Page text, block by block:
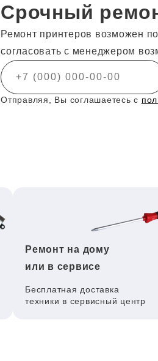
Срочный
Ремонт принтеров возможен
согласовать с менеджером
Отправляя, Вы соглашаетесь с
Ремонт на дому
или в сервисе
Бесплатная доставка
техники в сервисный центр